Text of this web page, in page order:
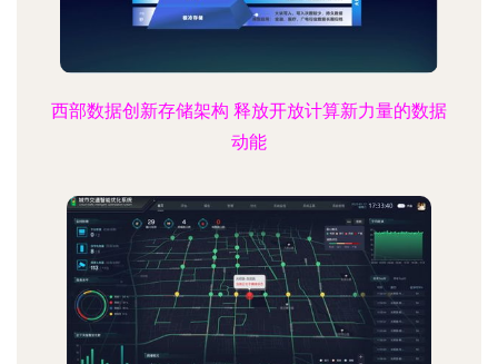
西部数据创新存储架构 释放开放计算新力量的数据
动能